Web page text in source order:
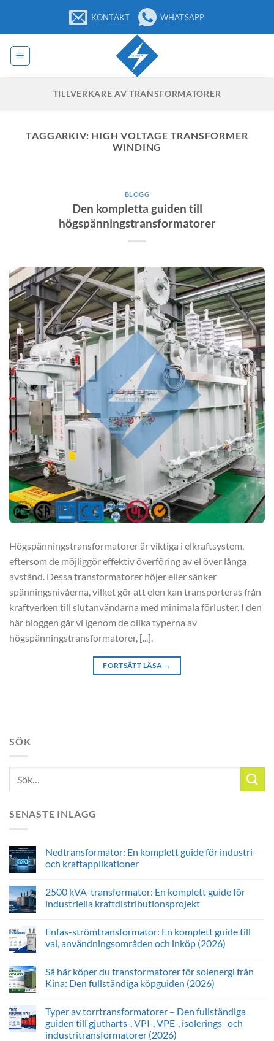
innehåll
KONTAKT WHATSAPP
TILLVERKARE AV TRANSFORMATORER
TAGGARKIV: HIGH VOLTAGE TRANSFORMER
WINDING
BLOGG
Den kompletta guiden till
högspänningstransformatorer
Högspänningstransformatorer är viktiga i elkraftsystem,
eftersom de möjliggör effektiv överföring av el över långa
avstånd. Dessa transformatorer höjer eller sänker
spänningsnivåerna, vilket gör att elen kan transporteras från
kraftverken till slutanvändarna med minimala förluster. I den
här bloggen går vi igenom de olika typerna av
högspänningstransformatorer, [...].
FORTSÄTT LÄSA →
SÖK
SENASTE INLÄGG
Nedtransformator: En komplett guide för industri-
och kraftapplikationer
2500 kVA-transformator: En komplett guide för
industriella kraftdistributionsprojekt
Enfas-strömtransformator: En komplett guide till
val, användningsområden och inköp (2026)
Så här köper du transformatorer för solenergi från
Kina: Den fullständiga köpguiden (2026)
Typer av torrtransformatorer – Den fullständiga
guiden till gjutharts-, VPI-, VPE-, isolerings- och
industritransformatorer (2026)